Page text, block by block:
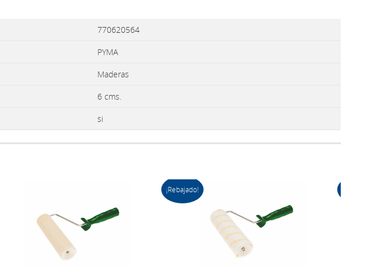
770620564
PYMA
Maderas
6 cms.
si
¡Rebajado!